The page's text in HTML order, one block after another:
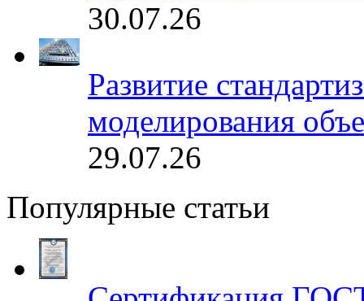
30.07.26
Развитие
моделирования
29.07.26
Популярные статьи